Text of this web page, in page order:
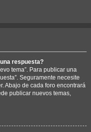
respuesta?
tema”. Para publicar una
Seguramente necesite
Abajo de cada foro encontrará
publicar nuevos temas,